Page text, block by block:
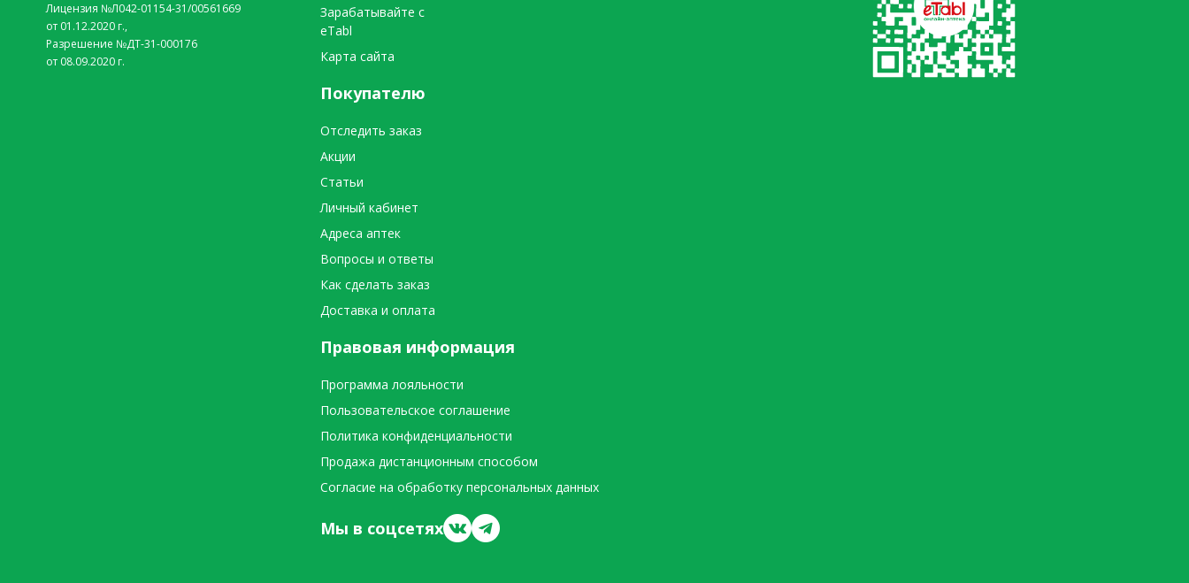
Лицензия №Л042-01154-31/00561669
от 01.12.2020 г.,
Разрешение №ДТ-31-000176
от 08.09.2020 г.
Зарабатывайте с
eTabl
Карта сайта
Покупателю
Отследить заказ
Акции
Статьи
Личный кабинет
Адреса аптек
Вопросы и ответы
Как сделать заказ
Доставка и оплата
Правовая информация
Программа лояльности
Пользовательское соглашение
Политика конфиденциальности
Продажа дистанционным способом
Согласие на обработку персональных данных
Мы в соцсетях